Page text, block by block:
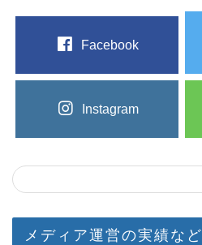
Facebook
Instagram
メディア運営の実績など